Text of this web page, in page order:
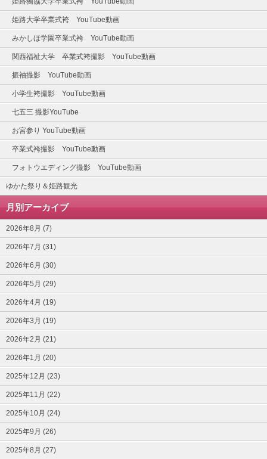
姫路大学卒業式袴 YouTube動画
みかしほ学園卒業式袴 YouTube動画
関西福祉大学 卒業式袴撮影 YouTube動画
振袖撮影 YouTube動画
小学生袴撮影 YouTube動画
七五三 撮影YouTube
お宮参り YouTube動画
卒業式袴撮影 YouTube動画
フォトウエディング撮影 YouTube動画
ゆかた祭り＆姫路観光
月別アーカイブ
2026年8月 (7)
2026年7月 (31)
2026年6月 (30)
2026年5月 (29)
2026年4月 (19)
2026年3月 (19)
2026年2月 (21)
2026年1月 (20)
2025年12月 (23)
2025年11月 (22)
2025年10月 (24)
2025年9月 (26)
2025年8月 (27)